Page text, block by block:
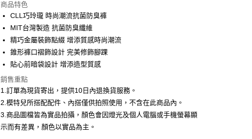
3 期 0 利率 每期NT$760
合作金庫商業銀行
華南商業銀行
彰化商業銀行
國泰世華商業銀行
臺灣中小企業銀行
匯豐（台灣）商業銀行
聯邦商業銀行
遠東國際商業銀行
玉山商業銀行
星展（台灣）商業銀行
台新國際商業銀行
中國信託商業銀行
台灣樂天信用卡公司
超商取貨付款
Apple Pay
街口支付
悠遊付
Google Pay
商品特色
CLL巧玲瓏 時尚潮流抗菌防臭褲
MIT台灣製造 抗菌防臭纖維
精巧金屬裝飾點綴 增添質感時尚潮流
錐形褲口褶飾設計 完美修飾腳踝
貼心前暗袋設計 增添造型質感
銷售重點
1.訂單為現貨寄出，提供10日內退換貨服務。
2.模特兒所搭配配件、內搭僅供拍照使用，不含在此商品內。
3.商品圖檔皆為實品拍攝，顏色會因燈光及個人電腦或手機螢幕顯
示而有差異，顏色以實品為主。